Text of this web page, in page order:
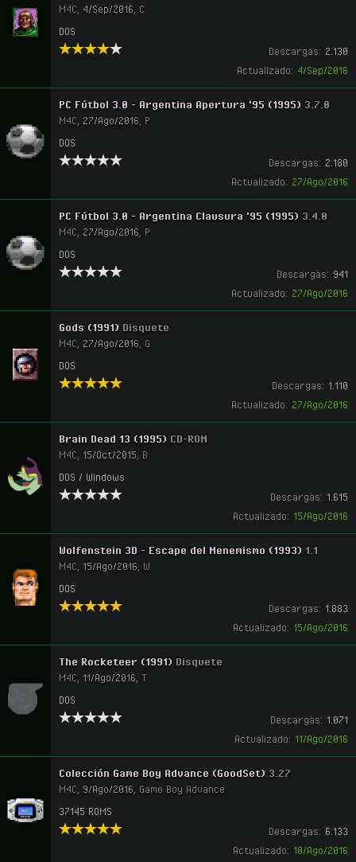
M4C 4/Sep/2016 C
DOS
Descargas: 2.130
Actualizado: 4/Sep/2016
PC Fútbol 3.0 - Argentina Apertura '95 (1995) 3.7.0
M4C 27/Ago/2016 P
DOS
Descargas: 2.180
Actualizado: 27/Ago/2016
PC Fútbol 3.0 - Argentina Clausura '95 (1995) 3.4.0
M4C 27/Ago/2016 P
DOS
Descargas: 941
Actualizado: 27/Ago/2016
Gods (1991) Disquete
M4C 27/Ago/2016 G
DOS
Descargas: 1.110
Actualizado: 27/Ago/2016
Brain Dead 13 (1995) CD-ROM
M4C 15/Oct/2015 B
DOS / Windows
Descargas: 1.615
Actualizado: 15/Ago/2016
Wolfenstein 3D - Escape del Menemismo (1993) 1.1
M4C 15/Ago/2016 W
DOS
Descargas: 1.883
Actualizado: 15/Ago/2016
The Rocketeer (1991) Disquete
M4C 11/Ago/2016 T
DOS
Descargas: 1.071
Actualizado: 11/Ago/2016
Colección Game Boy Advance (GoodSet) 3.27
M4C 9/Ago/2016 Game Boy Advance
37145 ROMS
Descargas: 6.133
Actualizado: 10/Ago/2016